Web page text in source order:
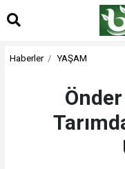
Haberler YAŞAM